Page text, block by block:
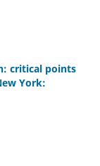
critical points
York: